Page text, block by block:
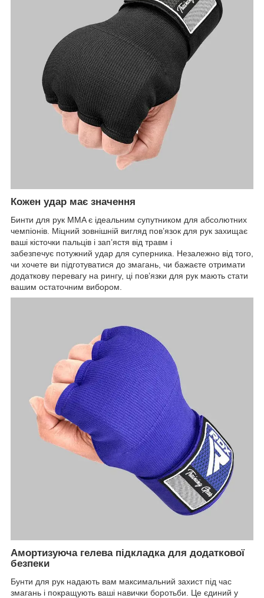
Кожен удар має значення
Бинти для рук MMA є ідеальним супутником для абсолютних
чемпіонів. Міцний зовнішній вигляд пов’язок для рук захищає
ваші кісточки пальців і зап’ястя від травм і
забезпечує потужний удар для суперника. Незалежно від того,
чи хочете ви підготуватися до змагань, чи бажаєте отримати
додаткову перевагу на рингу, ці пов’язки для рук мають стати
вашим остаточним вибором.
Амортизуюча гелева підкладка для додаткової
безпеки
Бунти для рук надають вам максимальний захист під час
змагань і покращують ваші навички боротьби. Це єдиний у